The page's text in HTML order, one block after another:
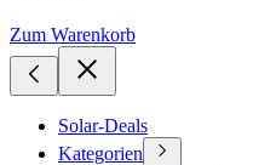
Zum Warenkorb
Solar-Deals
Kategorien